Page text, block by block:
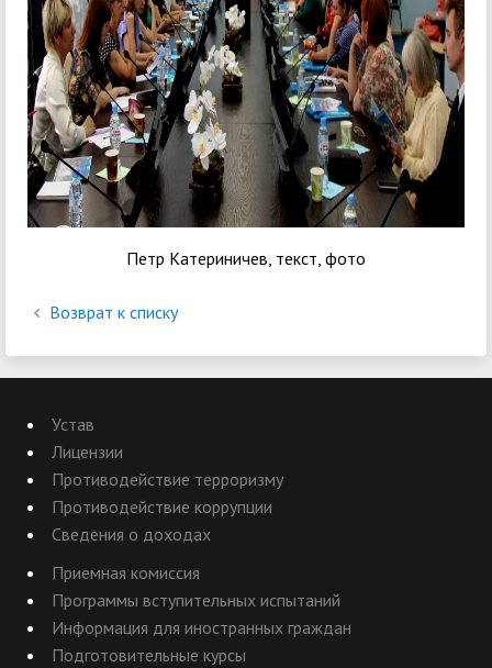
Петр Катериничев, текст, фото
Возврат к списку
Устав
Лицензии
Противодействие терроризму
Противодействие коррупции
Сведения о доходах
Приемная комиссия
Программы вступительных испытаний
Информация для иностранных граждан
Подготовительные курсы